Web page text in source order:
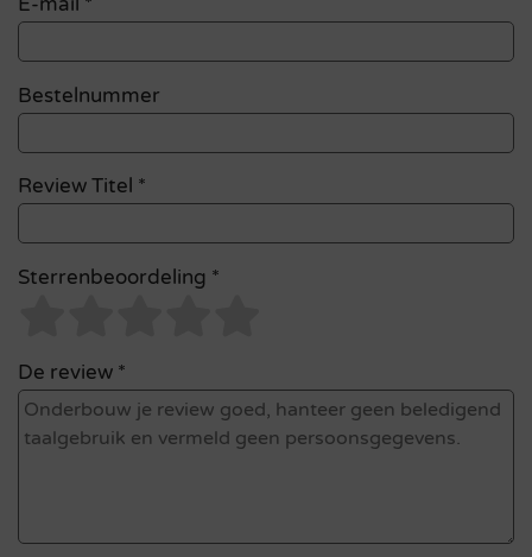
E-mail *
Bestelnummer
Review Titel *
Sterrenbeoordeling *
De review *